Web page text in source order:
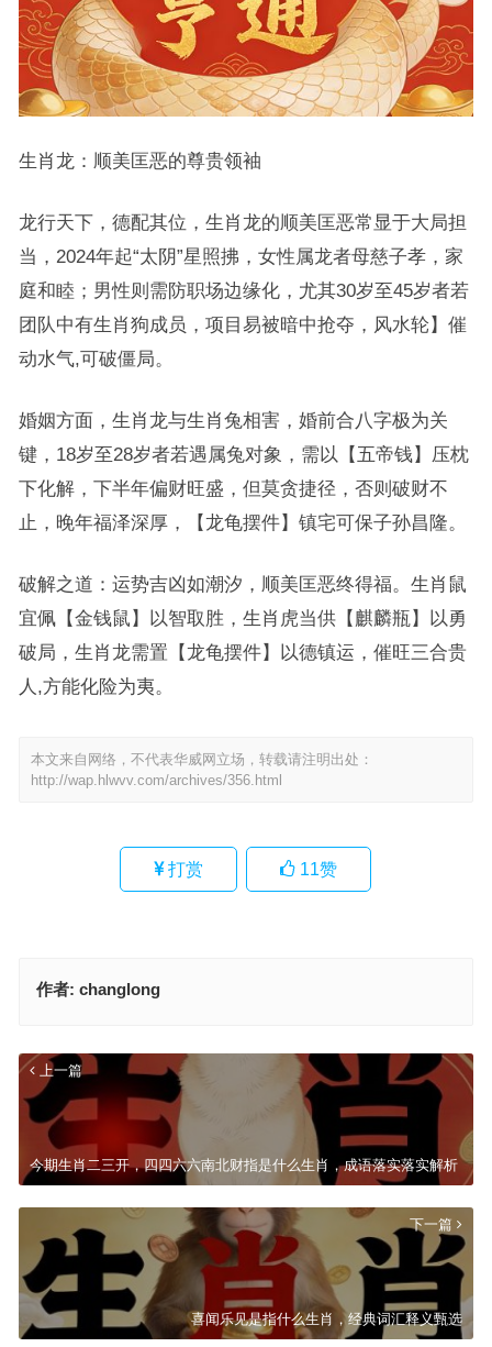
生肖龙：顺美匡恶的尊贵领袖
龙行天下，德配其位，生肖龙的顺美匡恶常显于大局担
当，2024年起“太阴”星照拂，女性属龙者母慈子孝，家
庭和睦；男性则需防职场边缘化，尤其30岁至45岁者若
团队中有生肖狗成员，项目易被暗中抢夺，风水轮】催
动水气,可破僵局。
婚姻方面，生肖龙与生肖兔相害，婚前合八字极为关
键，18岁至28岁者若遇属兔对象，需以【五帝钱】压枕
下化解，下半年偏财旺盛，但莫贪捷径，否则破财不
止，晚年福泽深厚，【龙龟摆件】镇宅可保子孙昌隆。
破解之道：运势吉凶如潮汐，顺美匡恶终得福。生肖鼠
宜佩【金钱鼠】以智取胜，生肖虎当供【麒麟瓶】以勇
破局，生肖龙需置【龙龟摆件】以德镇运，催旺三合贵
人,方能化险为夷。
本文来自网络，不代表华威网立场，转载请注明出处：
http://wap.hlwvv.com/archives/356.html
打赏 11赞
作者: changlong
上一篇
今期生肖二三开，四四六六南北财指是什么生肖，成语落实落实解析
下一篇
喜闻乐见是指什么生肖，经典词汇释义甄选